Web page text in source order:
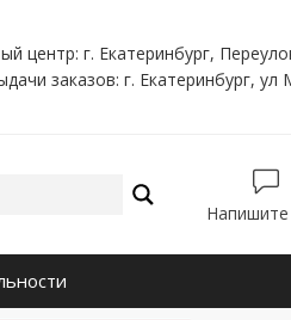
центр: г. Екатеринбург,
заказов: г. Екатеринбург,